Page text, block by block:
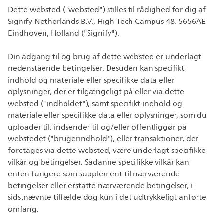
Dette websted ("websted") stilles til rådighed for dig af
Signify Netherlands B.V., High Tech Campus 48, 5656AE
Eindhoven, Holland ("Signify").
Din adgang til og brug af dette websted er underlagt
nedenstående betingelser. Desuden kan specifikt
indhold og materiale eller specifikke data eller
oplysninger, der er tilgængeligt på eller via dette
websted ("indholdet"), samt specifikt indhold og
materiale eller specifikke data eller oplysninger, som du
uploader til, indsender til og/eller offentliggør på
webstedet ("brugerindhold"), eller transaktioner, der
foretages via dette websted, være underlagt specifikke
vilkår og betingelser. Sådanne specifikke vilkår kan
enten fungere som supplement til nærværende
betingelser eller erstatte nærværende betingelser, i
sidstnævnte tilfælde dog kun i det udtrykkeligt anførte
omfang.